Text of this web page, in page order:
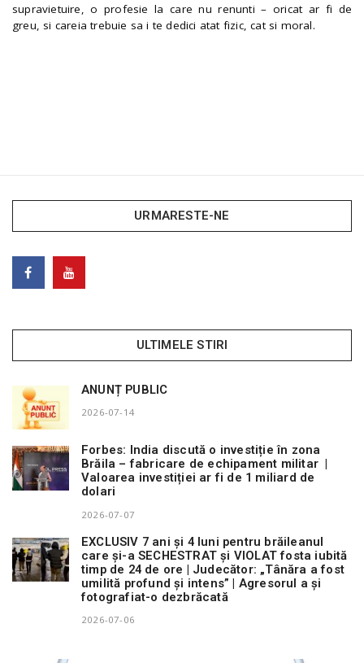
supravietuire, o profesie la care nu renunti – oricat ar fi de
greu, si careia trebuie sa i te dedici atat fizic, cat si moral.
URMARESTE-NE
ULTIMELE STIRI
ANUNȚ PUBLIC
2026-07-14
Forbes: India discută o investiție în zona
Brăila – fabricare de echipament militar |
Valoarea investiției ar fi de 1 miliard de
dolari
2026-07-07
EXCLUSIV 7 ani și 4 luni pentru brăileanul
care și-a SECHESTRAT și VIOLAT fosta iubită
timp de 24 de ore | Judecător: „Tânăra a fost
umilită profund și intens” | Agresorul a și
fotografiat-o dezbrăcată
2026-07-06